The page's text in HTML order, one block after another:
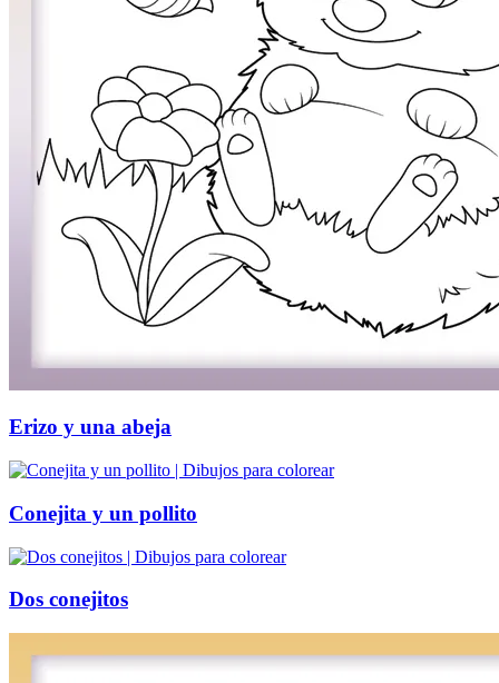
Erizo y una abeja
Conejita y un pollito
Dos conejitos